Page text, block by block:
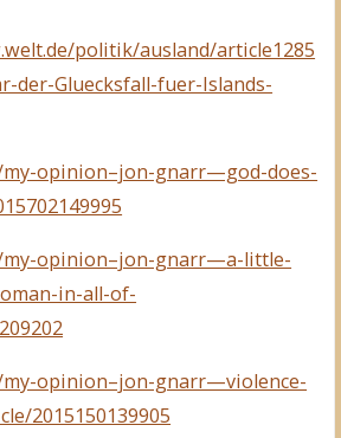
politik/ausland/article1285
der-Gluecksfall-fuer-Islands-
opinion–jon-gnarr—god-does-
opinion–jon-gnarr—a-little-
in-all-of-
opinion–jon-gnarr—violence-
2015150139905